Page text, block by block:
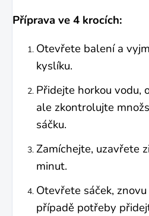
Příprava ve 4 krocích:
Otevřete balení a
kyslíku.
Přidejte horkou vodu,
ale zkontrolujte
sáčku.
Zamíchejte, uzavřete
minut.
Otevřete sáček,
případě potřeby